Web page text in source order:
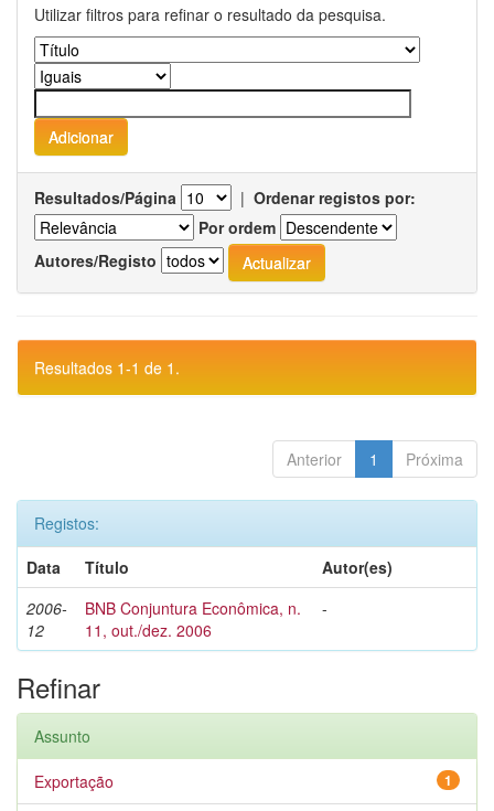
Utilizar filtros para refinar o resultado da pesquisa.
Resultados/Página | Ordenar registos por:
Por ordem
Autores/Registo
Resultados 1-1 de 1.
Anterior 1 Próxima
Registos:
Data
Título
Autor(es)
2006-
12
BNB Conjuntura Econômica, n.
11, out./dez. 2006
-
Refinar
Assunto
1
Exportação